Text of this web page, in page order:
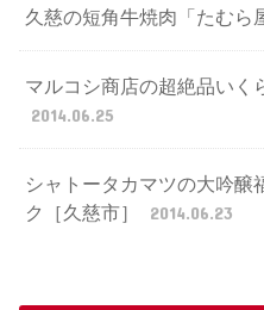
久慈の短角牛焼肉「たむら
マルコシ商店の超絶品いく
2014.06.25
シャトータカマツの大吟醸
ク［久慈市］
2014.06.23